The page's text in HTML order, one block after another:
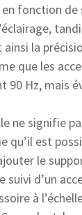
fonction
la
que les
90 Hz, mais
ne signifie
qu’il est
le
d’un
à